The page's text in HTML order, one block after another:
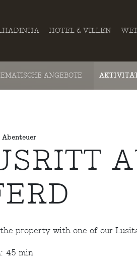
HOTEL & VILLEN
ANGEBOTE
AKTIVITÄTEN
property with one of our
45 min